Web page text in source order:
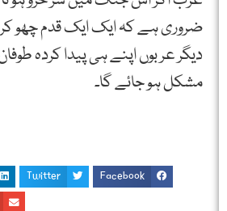
ضروری ہے کہ ایک ایک قدم چھو
دیگر عر بوں اپنے ہی پیدا کردہ
مشکل ہو جائے گا۔
Facebook
Twitter